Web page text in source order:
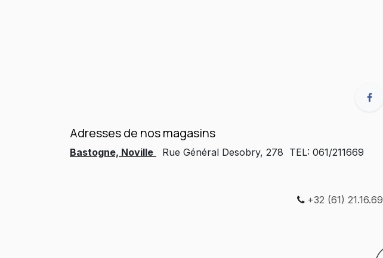
Adresses de nos magasins
Bastogne, Noville Rue Général Desobry, 278 TEL: 061/211669
+32 (61) 21.16.69